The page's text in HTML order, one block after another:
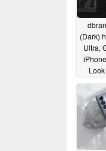
(Dark)
Ultra,